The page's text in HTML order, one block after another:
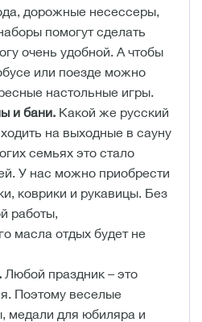
дорожные несессеры,
помогут сделать
очень удобной. А чтобы
или поезде можно
настольные игры.
и бани. Какой же русский
на выходные в сауну
семьях это стало
У нас можно приобрести
коврики и рукавицы. Без
работы,
масла отдых будет не
Любой праздник – это
Поэтому веселые
медали для юбиляра и